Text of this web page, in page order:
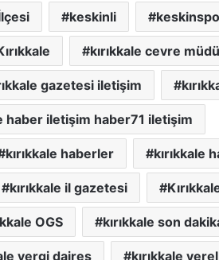
keskinli
kırıkkale cevre
gazetesi iletişim
haber iletişim haber71 iletişim
kırıkkale haberler kırıkkale
kırıkkale il gazetesi
OGS kırıkkale son
vergi daires kırıkkale